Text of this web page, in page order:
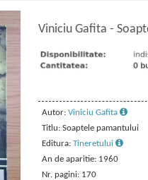
Viniciu Gafita -
Autor: Viniciu Gafita
Titlu: Soaptele pamantului
Editura: Tineretului
An de aparitie: 1960
Nr. pagini: 170